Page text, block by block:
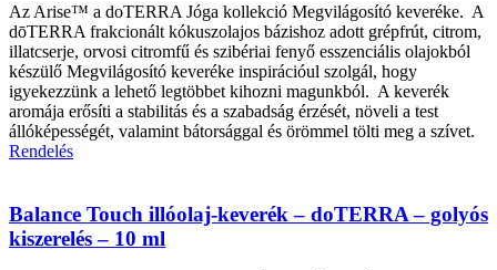
Az Arise™ a doTERRA Jóga kollekció Megvilágosító keveréke. A
dōTERRA frakcionált kókuszolajos bázishoz adott grépfrút, citrom,
illatcserje, orvosi citromfű és szibériai fenyő esszenciális olajokból
készülő Megvilágosító keveréke inspirációul szolgál, hogy
igyekezzünk a lehető legtöbbet kihozni magunkból. A keverék
aromája erősíti a stabilitás és a szabadság érzését, növeli a test
állóképességét, valamint bátorsággal és örömmel tölti meg a szívet.
Rendelés
Balance Touch illóolaj-keverék – doTERRA – golyós
kiszerelés – 10 ml